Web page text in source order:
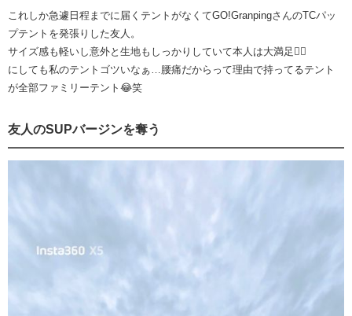
これしか急遽日程までに届くテントがなくてGO!GranpingさんのTCパッ
プテントを発張りした友人。
サイズ感も軽いし意外と生地もしっかりしていて本人は大満足🙆‍♂️
にしても私のテントゴツいなぁ…腰痛だからって理由で持ってるテント
が全部ファミリーテント😂笑
友人のSUPバージンを奪う